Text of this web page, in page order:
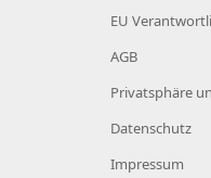
EU
AGB
Privatsphäre
Datenschutz
Impressum